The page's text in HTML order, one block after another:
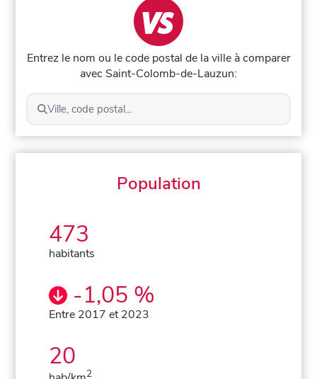
Entrez le nom ou le code postal de la ville à comparer
avec Saint-Colomb-de-Lauzun:
Ville, code postal...
Population
473
habitants
-1,05 %
Entre 2017 et 2023
20
2